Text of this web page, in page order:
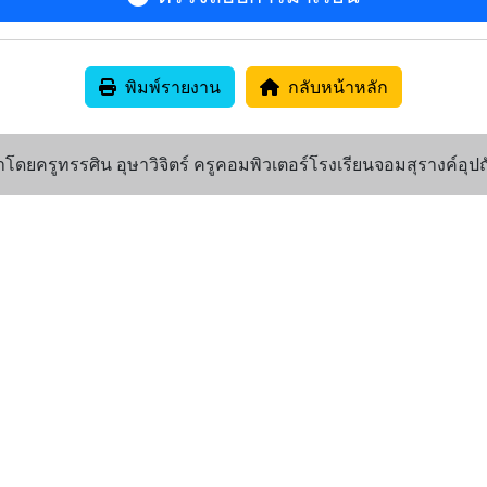
พิมพ์รายงาน กลับหน้าหลัก
ดยครูทรรศิน อุษาวิจิตร์ ครูคอมพิวเตอร์โรงเรียนจอมสุรางค์อุป